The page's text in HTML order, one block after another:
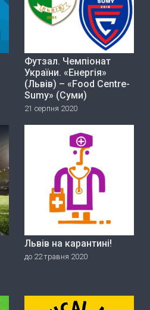
Футзал. Чемпіонат
України. «Енергія»
(Львів) – «Food Centre-
Sumy» (Суми)
21 серпня 2020
Львів на карантині!
до 22 травня 2020